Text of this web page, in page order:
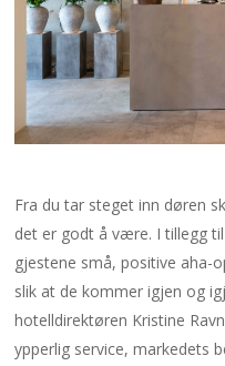
Fra du tar steget inn døren
det er godt å være. I tillegg
gjestene små, positive aha-
slik at de kommer igjen og
hotelldirektøren Kristine
ypperlig service, markedets